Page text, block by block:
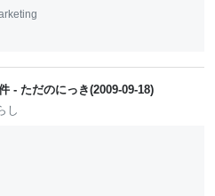
- ただのにっき(2009-09-18)
し